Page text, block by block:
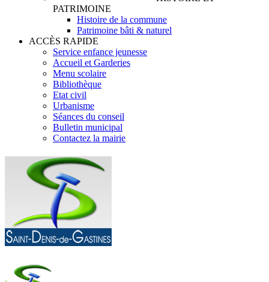
PATRIMOINE
Histoire de la commune
Patrimoine bâti & naturel
ACCÈS RAPIDE
Service enfance jeunesse
Accueil et Garderies
Menu scolaire
Bibliothèque
Etat civil
Urbanisme
Séances du conseil
Bulletin municipal
Contactez la mairie